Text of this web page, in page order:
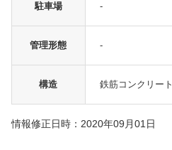
駐車場 -
管理形態 -
構造 鉄筋コンクリート
情報修正日時：2020年09月01日